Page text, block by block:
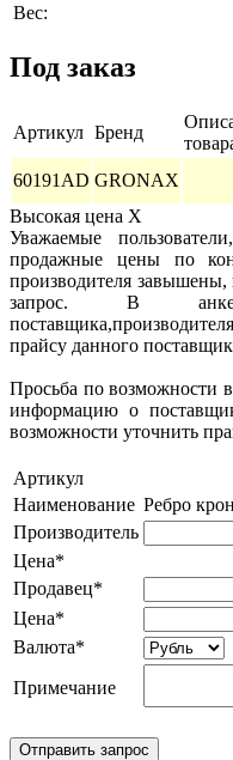
Вес:
Под заказ
Артикул Бренд
60191AD GRONAX
Высокая цена X
Уважаемые
продажные цены по
производителя
запрос. В
прайсу данного
Просьба по возможности
информацию о
возможности уточнить
Артикул
Наименование Ребро
Производитель
Цена*
Продавец*
Цена*
Валюта*
Примечание